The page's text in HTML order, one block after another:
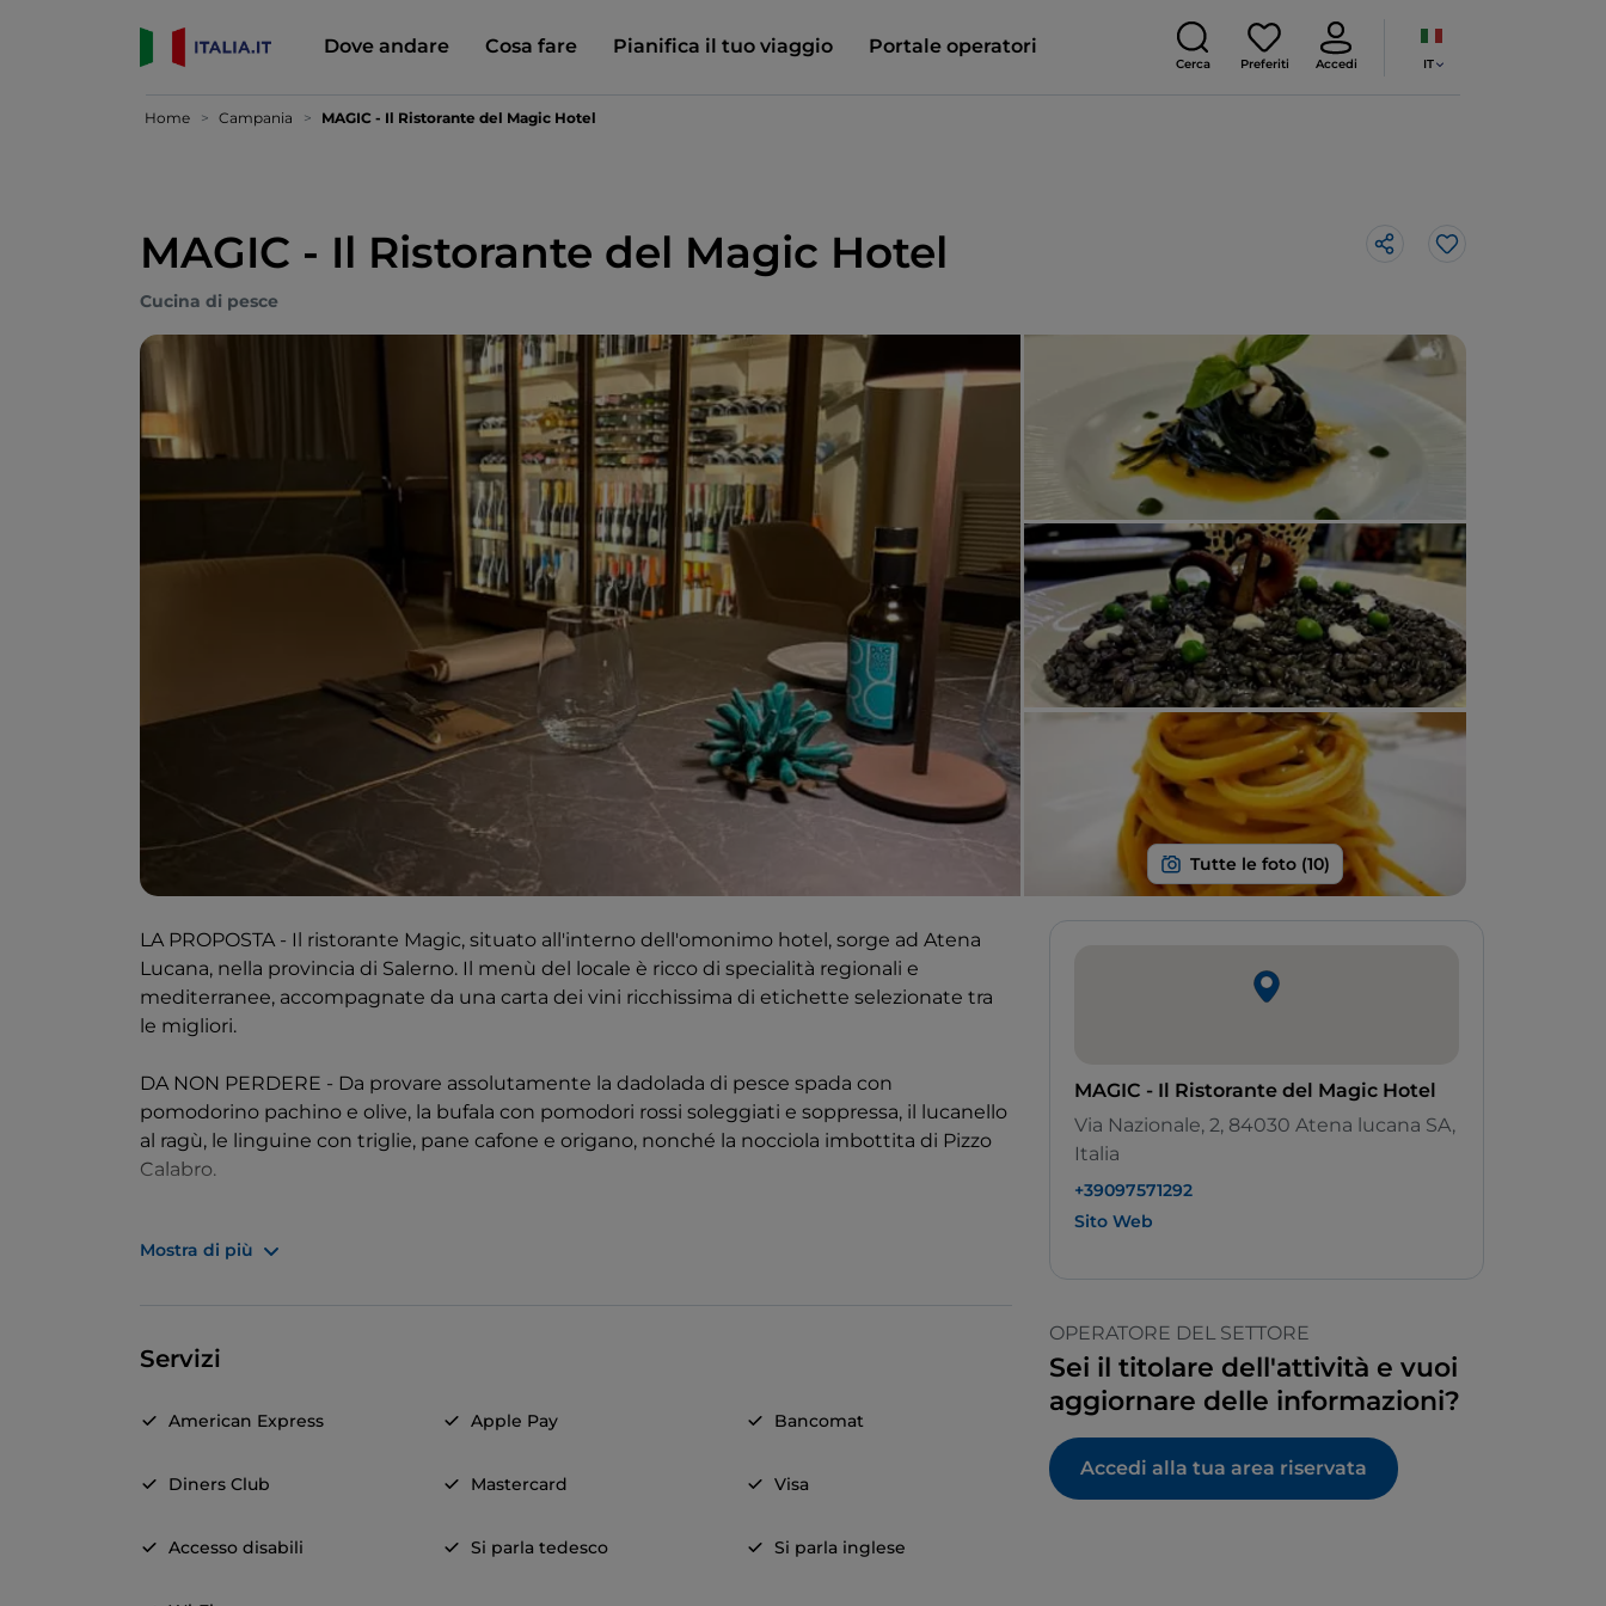
Dove andare Cosa fare Pianifica il tuo viaggio Portale operatori
Cerca Preferiti Accedi IT
Home Campania MAGIC - Il Ristorante del Magic Hotel
MAGIC - Il Ristorante del Magic Hotel Like
Cucina di pesce
LA PROPOSTA - Il ristorante Magic, situato all'interno dell'omonimo hotel, sorge ad Atena
Lucana, nella provincia di Salerno. Il menù del locale è ricco di specialità regionali e
mediterranee, accompagnate da una carta dei vini ricchissima di etichette selezionate tra
le migliori.
DA NON PERDERE - Da provare assolutamente la dadolada di pesce spada con
pomodorino pachino e olive, la bufala con pomodori rossi soleggiati e soppressa, il lucanello
al ragù, le linguine con triglie, pane cafone e origano, nonché la nocciola imbottita di Pizzo
Calabro.
tranquilla e rilassata.
Mostra di più
Servizi
American Express Apple Pay Bancomat
Diners Club Mastercard Visa
Accesso disabili Si parla tedesco Si parla inglese
MAGIC - Il Ristorante del Magic Hotel
Via Nazionale, 2, 84030 Atena lucana SA,
Italia
+39097571292
Sito Web
OPERATORE DEL SETTORE
Sei il titolare dell'attività e vuoi
aggiornare delle informazioni?
Accedi alla tua area riservata